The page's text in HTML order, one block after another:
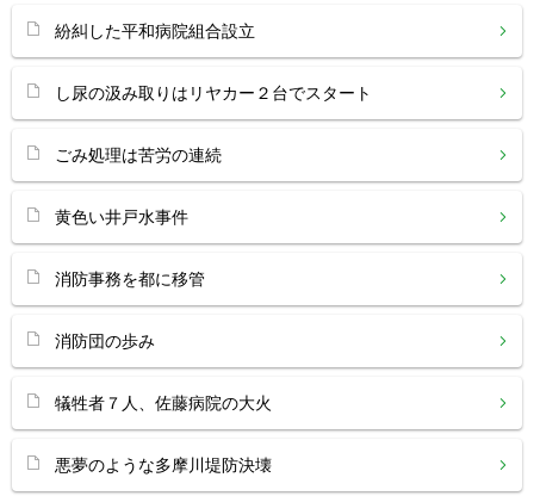
紛糾した平和病院組合設立
し尿の汲み取りはリヤカー２台でスタート
ごみ処理は苦労の連続
黄色い井戸水事件
消防事務を都に移管
消防団の歩み
犠牲者７人、佐藤病院の大火
悪夢のような多摩川堤防決壊